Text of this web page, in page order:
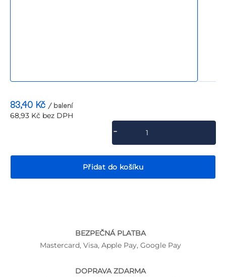
83,40 Kč / balení
68,93 Kč bez DPH
Přidat do košíku
BEZPEČNÁ PLATBA
Mastercard, Visa, Apple Pay, Google Pay
DOPRAVA ZDARMA